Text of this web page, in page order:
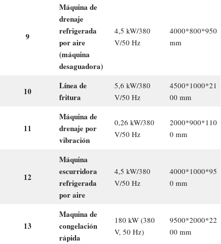
9
Máquina de
drenaje
refrigerada
por aire
(máquina
desaguadora)
4,5 kW/380
V/50 Hz
4000*800*950
mm
10
Línea de
fritura
5,6 kW/380
V/50 Hz
4500*1000*21
00 mm
11
Máquina de
drenaje por
vibración
0,26 kW/380
V/50 Hz
2000*900*110
0 mm
12
Máquina
escurridora
refrigerada
por aire
4,5 kW/380
V/50 Hz
4000*1000*95
0 mm
13
Maquina de
congelación
rápida
180 kW (380
V, 50 Hz)
9500*2000*22
00 mm